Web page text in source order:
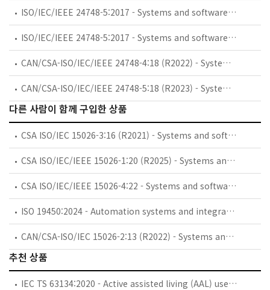
ISO/IEC/IEEE 24748-5:2017 - Systems and software engineering - Life cycle management - Part 5: Software development planning
ISO/IEC/IEEE 24748-5:2017 - Systems and software engineering — Life cycle management — Part 5: Software development planning
CAN/CSA-ISO/IEC/IEEE 24748-4:18 (R2022) - Systems and software engineering — Life cycle management — Part 4: Systems engineering planning (Adopted ISO/IEC/IEEE 24748-4:2016, first edition, 2016-05-15)
CAN/CSA-ISO/IEC/IEEE 24748-5:18 (R2023) - Systems and software engineering — Life cycle management — Part 5: Software development planning (Adopted ISO/IEC/IEEE 24748-5:2017, first edition, 2017-06)
다른 사람이 함께 구입한 상품
CSA ISO/IEC 15026-3:16 (R2021) - Systems and software engineering - Systems and software assurance - Part 3: System integrity levels (Adopted ISO/IEC 15026-3:2015, second edition, 2015-12-01)
CSA ISO/IEC/IEEE 15026-1:20 (R2025) - Systems and software engineering — Systems and software assurance — Part 1: Concepts and vocabulary (Adopted ISO/IEC/IEEE 15026-1:2019, first edition, 2019-03)
CSA ISO/IEC/IEEE 15026-4:22 - Systems and software engineering — Systems and software assurance — Part 4: Assurance in the life cycle (Adopted ISO/IEC/IEEE 15026-4:2021, first edition, 2021-05)
ISO 19450:2024 - Automation systems and integration — Object-Process Methodology
CAN/CSA-ISO/IEC 15026-2:13 (R2022) - Systems and software engineering - Systems and software assurance - Part 2: Assurance case (Adopted ISO/IEC 15026-2:2011, first edition, 2011-02- 15)
추천 상품
IEC TS 63134:2020 - Active assisted living (AAL) use cases